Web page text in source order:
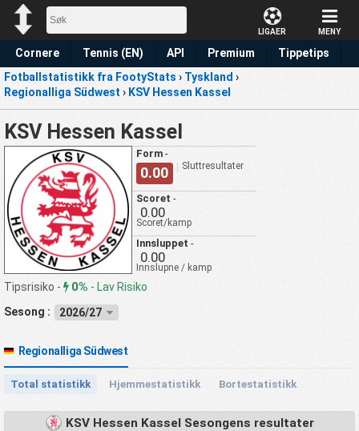
LIGAER MENY
Cornere Tennis (EN) API Premium
Tippetips
Fotballstatistikk fra FootyStats › Tyskland ›
Regionalliga Südwest › KSV Hessen Kassel
KSV Hessen Kassel
Form -
0.00 Sluttresultater
Scoret -
0.00
Scoret/kamp
Innsluppet -
0.00
Innslupne / kamp
Tipsrisiko - 0% - Lav Risiko
Sesong :
2026/27
Regionalliga Südwest
Total statistikk Hjemmestatistikk Bortestatistikk
KSV Hessen Kassel Sesongens resultater